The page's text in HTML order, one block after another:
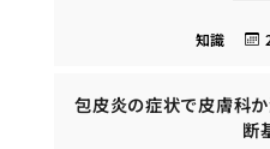
知識
包皮炎の症状で皮膚科
断